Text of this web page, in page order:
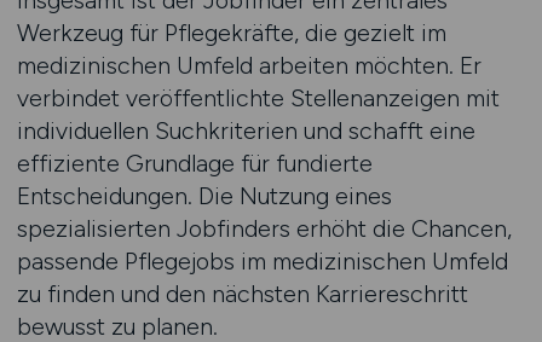
Werkzeug für Pflegekräfte, die gezielt im
medizinischen Umfeld arbeiten möchten. Er
verbindet veröffentlichte Stellenanzeigen mit
individuellen Suchkriterien und schafft eine
effiziente Grundlage für fundierte
Entscheidungen. Die Nutzung eines
spezialisierten Jobfinders erhöht die Chancen,
passende Pflegejobs im medizinischen Umfeld
zu finden und den nächsten Karriereschritt
bewusst zu planen.